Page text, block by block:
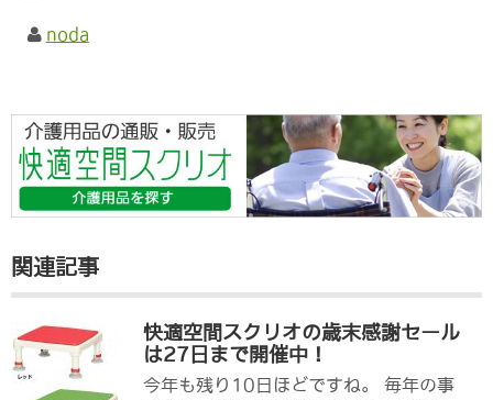
noda
関連記事
快適空間スクリオの歳末感謝セール
は27日まで開催中！
今年も残り10日ほどですね。 毎年の事